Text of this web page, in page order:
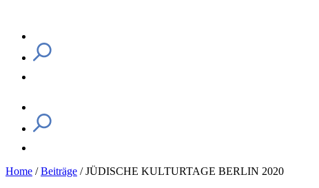
Home /Beiträge /JÜDISCHE KULTURTAGE BERLIN 2020